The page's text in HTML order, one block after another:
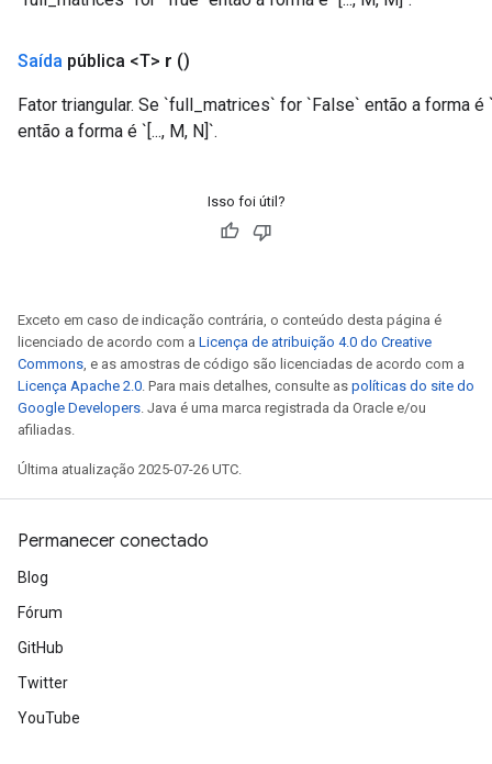
Saída pública <T> r ()
Fator triangular. Se `full_matrices` for `False` então a forma é
então a forma é `[..., M, N]`.
Isso foi útil?
Exceto em caso de indicação contrária, o conteúdo desta página é
licenciado de acordo com a Licença de atribuição 4.0 do Creative
Commons, e as amostras de código são licenciadas de acordo com a
Licença Apache 2.0. Para mais detalhes, consulte as políticas do site do
Google Developers. Java é uma marca registrada da Oracle e/ou
afiliadas.
Última atualização 2025-07-26 UTC.
Permanecer conectado
Blog
Fórum
GitHub
Twitter
YouTube